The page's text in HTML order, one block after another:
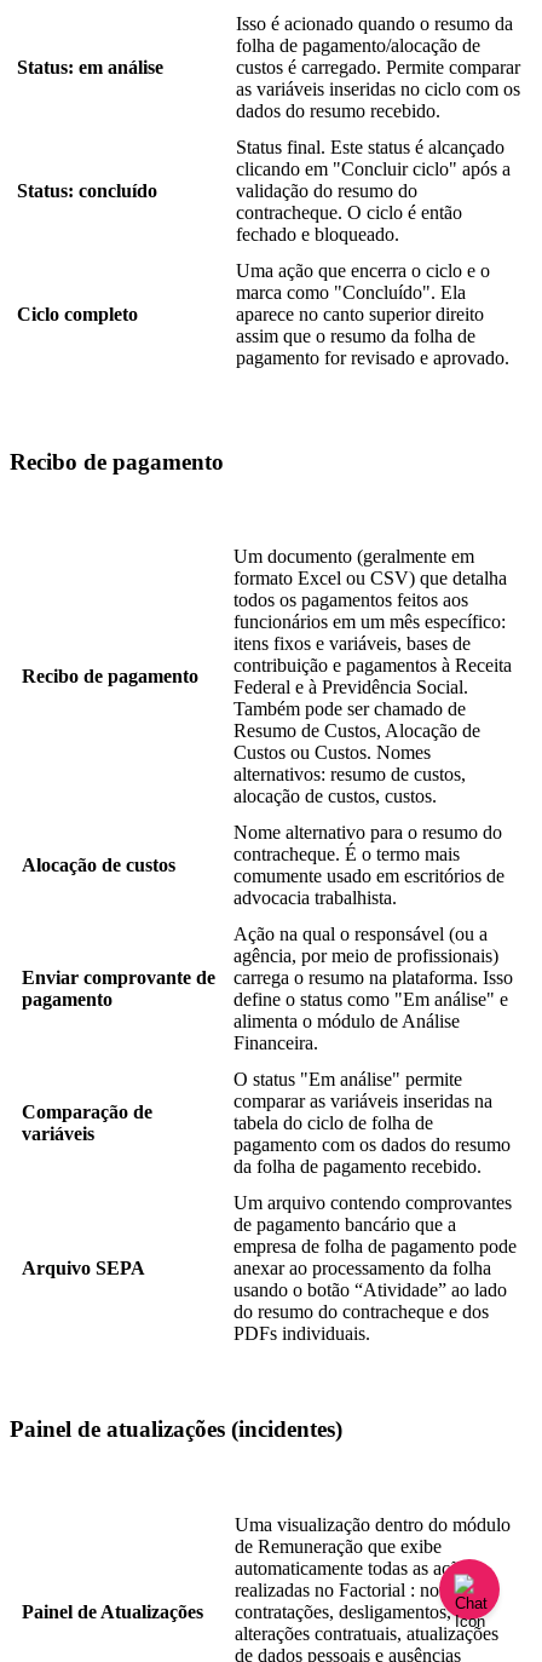
Status: em análise
Isso é acionado quando o resumo da
folha de pagamento/alocação de
custos é carregado. Permite comparar
as variáveis inseridas no ciclo com os
dados do resumo recebido.
Status: concluído
Status final. Este status é alcançado
clicando em "Concluir ciclo" após a
validação do resumo do
contracheque. O ciclo é então
fechado e bloqueado.
Ciclo completo
Uma ação que encerra o ciclo e o
marca como "Concluído". Ela
aparece no canto superior direito
assim que o resumo da folha de
pagamento for revisado e aprovado.
Recibo de pagamento
Recibo de pagamento
Um documento (geralmente em
formato Excel ou CSV) que detalha
todos os pagamentos feitos aos
funcionários em um mês específico:
itens fixos e variáveis, bases de
contribuição e pagamentos à Receita
Federal e à Previdência Social.
Também pode ser chamado de
Resumo de Custos, Alocação de
Custos ou Custos. Nomes
alternativos: resumo de custos,
alocação de custos, custos.
Alocação de custos
Nome alternativo para o resumo do
contracheque. É o termo mais
comumente usado em escritórios de
advocacia trabalhista.
Enviar comprovante de
pagamento
Ação na qual o responsável (ou a
agência, por meio de profissionais)
carrega o resumo na plataforma. Isso
define o status como "Em análise" e
alimenta o módulo de Análise
Financeira.
Comparação de
variáveis
O status "Em análise" permite
comparar as variáveis inseridas na
tabela do ciclo de folha de
pagamento com os dados do resumo
da folha de pagamento recebido.
Arquivo SEPA
Um arquivo contendo comprovantes
de pagamento bancário que a
empresa de folha de pagamento pode
anexar ao processamento da folha
usando o botão “Atividade” ao lado
do resumo do contracheque e dos
PDFs individuais.
Painel de atualizações (incidentes)
Painel de Atualizações
Uma visualização dentro do módulo
de Remuneração que exibe
automaticamente todas as ações
realizadas no Factorial : novas
contratações, desligamentos,
alterações contratuais, atualizações
de dados pessoais e ausências